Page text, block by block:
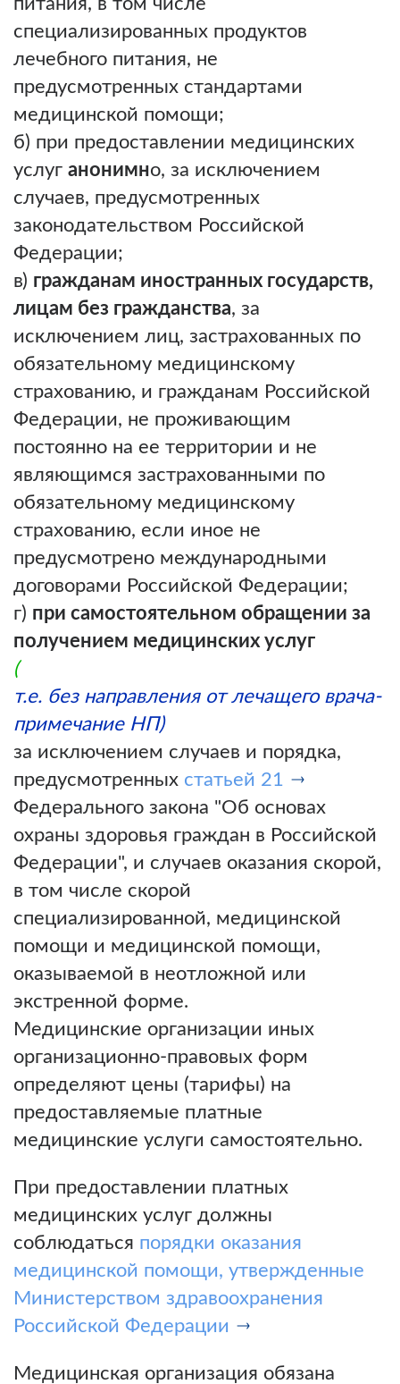
специализированных продуктов
лечебного питания, не
предусмотренных стандартами
медицинской помощи;
б) при предоставлении медицинских
услуг анонимно, за исключением
случаев, предусмотренных
законодательством Российской
Федерации;
в) гражданам иностранных государств,
лицам без гражданства, за
исключением лиц, застрахованных по
обязательному медицинскому
страхованию, и гражданам Российской
Федерации, не проживающим
постоянно на ее территории и не
являющимся застрахованными по
обязательному медицинскому
страхованию, если иное не
предусмотрено международными
договорами Российской Федерации;
г) при самостоятельном обращении за
получением медицинских услуг
(
т.е. без направления от лечащего врача-
примечание НП)
за исключением случаев и порядка,
предусмотренных статьей 21
Федерального закона "Об основах
охраны здоровья граждан в Российской
Федерации", и случаев оказания скорой,
в том числе скорой
специализированной, медицинской
помощи и медицинской помощи,
оказываемой в неотложной или
экстренной форме.
Медицинские организации иных
организационно-правовых форм
определяют цены (тарифы) на
предоставляемые платные
медицинские услуги самостоятельно.
При предоставлении платных
медицинских услуг должны
соблюдаться порядки оказания
медицинской помощи, утвержденные
Министерством здравоохранения
Российской Федерации
Медицинская организация обязана